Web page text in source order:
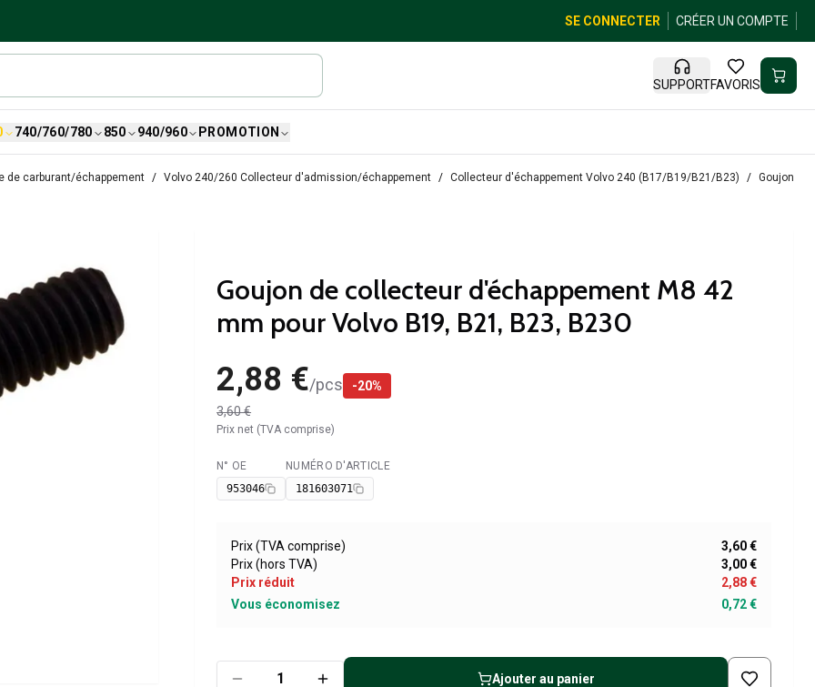
SE CONNECTER CRÉER UN COMPTE
SUPPORTFAVORIS
740/760/780 850 940/960 PROMOTION
de carburant/échappement Volvo 240/260 Collecteur d'admission/échappement Collecteur d'échappement Volvo 240 (B17/B19/B21/B23) Goujon de
Goujon de collecteur d'échappement M8 42
mm pour Volvo B19, B21, B23, B230
2,88 €/pcs -20%
3,60 €
Prix net (TVA comprise)
Disponible
N° OE
953046
NUMÉRO D'ARTICLE
181603071
Prix (TVA comprise)
3,60 €
Prix (hors TVA)
3,00 €
Prix réduit
2,88 €
Vous économisez
0,72 €
Ajouter au panier